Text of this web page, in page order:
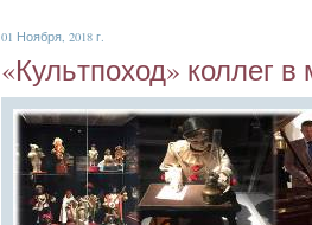
01 Ноября, 2018 г.
«Куль­тпо­ход» кол­лег